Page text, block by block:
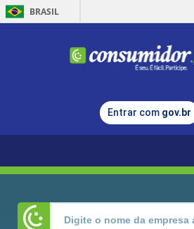
BRASIL
Entrar com gov.br